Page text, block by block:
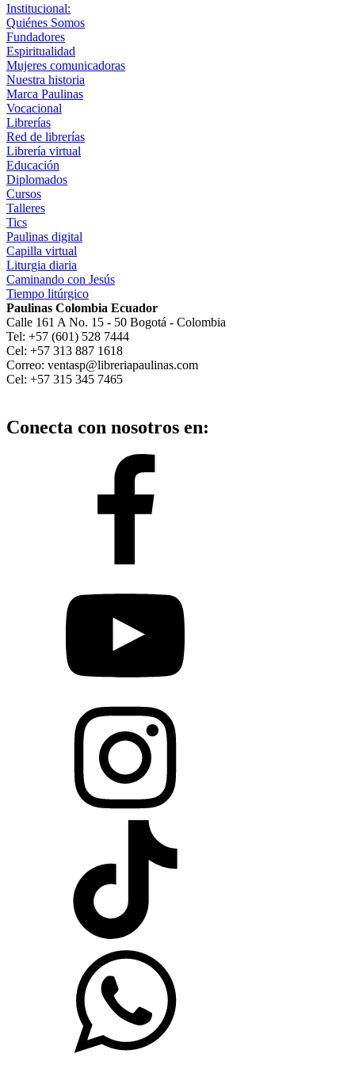
Institucional:
Quiénes Somos
Fundadores
Espiritualidad
Mujeres comunicadoras
Nuestra historia
Marca Paulinas
Vocacional
Librerías
Red de librerías
Librería virtual
Educación
Diplomados
Cursos
Talleres
Tics
Paulinas digital
Capilla virtual
Liturgia diaria
Caminando con Jesús
Tiempo litúrgico
Paulinas Colombia Ecuador
Calle 161 A No. 15 - 50 Bogotá - Colombia
Tel: +57 (601) 528 7444
Cel: +57 313 887 1618
Correo: ventasp@libreriapaulinas.com
Cel: +57 315 345 7465
Conecta con nosotros en: